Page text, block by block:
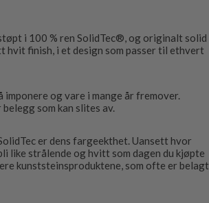
i 100 % ren SolidTec®, og originalt solid
hvit finish, i et design som passer til ethvert
og vare i mange år fremover.
som kan slites av.
er dens fargeekthet. Uansett hvor
like strålende og hvitt som dagen du kjøpte
kunststeinsproduktene, som ofte er belagt